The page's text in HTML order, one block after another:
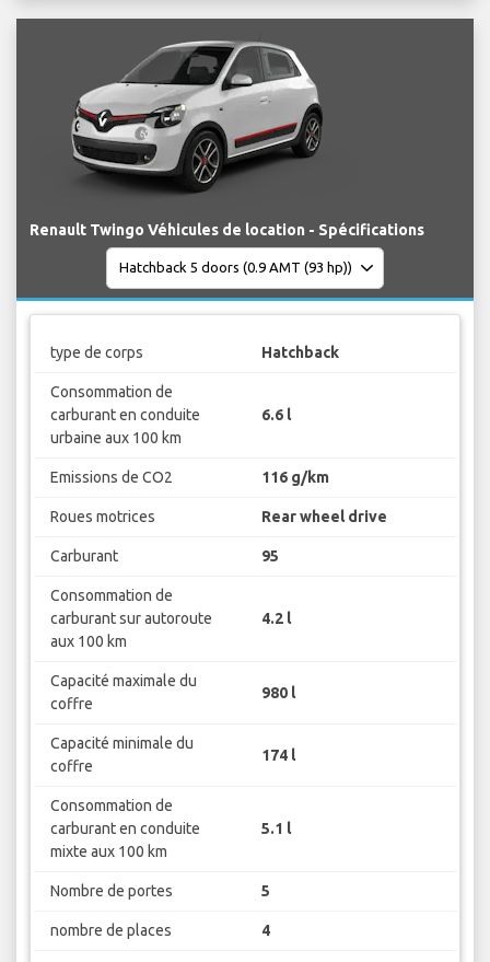
Renault Twingo Véhicules de location - Spécifications
type de corps Hatchback
Consommation de
carburant en conduite
urbaine aux 100 km
6.6 l
Emissions de CO2 116 g/km
Roues motrices Rear wheel drive
Carburant 95
Consommation de
carburant sur autoroute
aux 100 km
4.2 l
Capacité maximale du
coffre
980 l
Capacité minimale du
coffre
174 l
Consommation de
carburant en conduite
mixte aux 100 km
5.1 l
Nombre de portes 5
nombre de places 4